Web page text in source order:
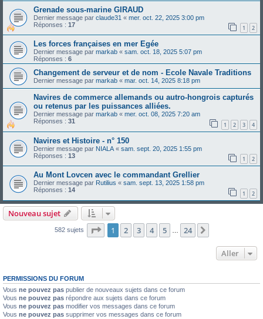
Grenade sous-marine GIRAUD
Dernier message par claude31 « mer. oct. 22, 2025 3:00 pm
Réponses : 17 1 2
Les forces françaises en mer Egée
Dernier message par markab « sam. oct. 18, 2025 5:07 pm
Réponses : 6
Changement de serveur et de nom - Ecole Navale Traditions
Dernier message par markab « mar. oct. 14, 2025 8:18 pm
Navires de commerce allemands ou autro-hongrois capturés
ou retenus par les puissances alliées.
Dernier message par markab « mer. oct. 08, 2025 7:20 am
Réponses : 31 1 2 3 4
Navires et Histoire - n° 150
Dernier message par NIALA « sam. sept. 20, 2025 1:55 pm
Réponses : 13 1 2
Au Mont Lovcen avec le commandant Grellier
Dernier message par Rutilius « sam. sept. 13, 2025 1:58 pm
Réponses : 14 1 2
Nouveau sujet
582 sujets Page 1sur24
1 2 3 4 5 24
Aller
PERMISSIONS DU FORUM
Vous ne pouvez pas publier de nouveaux sujets dans ce forum
Vous ne pouvez pas répondre aux sujets dans ce forum
Vous ne pouvez pas modifier vos messages dans ce forum
Vous ne pouvez pas supprimer vos messages dans ce forum